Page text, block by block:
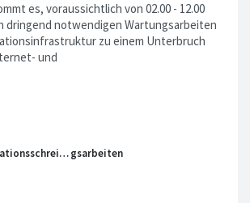
es, voraussichtlich von 02.00 - 12.00
dringend notwendigen Wartungsarbeiten
zu einem Unterbruch
und